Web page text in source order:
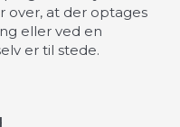
over, at der optages
eller ved en
er til stede.